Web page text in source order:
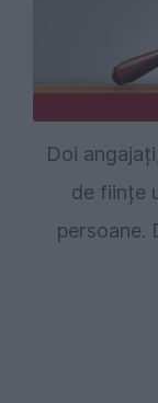
Doi
de ființe
persoane.